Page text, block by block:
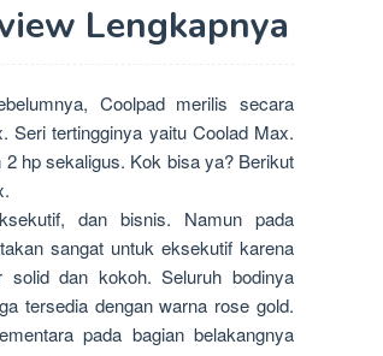
Lengkapnya
Coolpad merilis secara
Seri tertingginya yaitu Coolad Max.
hp sekaligus. Kok bisa ya? Berikut
dan bisnis. Namun pada
sangat untuk eksekutif karena
dan kokoh. Seluruh bodinya
tersedia dengan warna rose gold.
pada bagian belakangnya